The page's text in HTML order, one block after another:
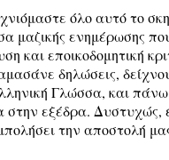
όλο αυτό το
μαζικής ενημέρωσης
και εποικοδομητική
δηλώσεις,
Γλώσσα, και
στην εξέδρα. Δυστυχώς,
την αποστολή